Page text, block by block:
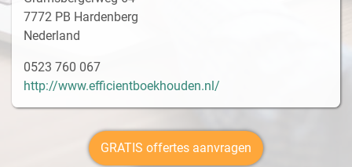
7772 PB Hardenberg
Nederland
0523 760 067
http://www.efficientboekhouden.nl/
GRATIS offertes aanvragen